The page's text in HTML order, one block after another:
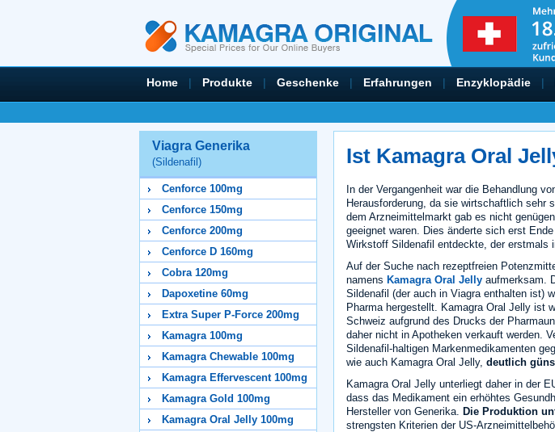
Home | Produkte | Geschenke | Erfahrungen | Enzyklopädie |
Viagra Generika
(Sildenafil)
Cenforce 100mg
Cenforce 150mg
Cenforce 200mg
Cenforce D 160mg
Cobra 120mg
Dapoxetine 60mg
Extra Super P-Force 200mg
Kamagra 100mg
Kamagra Chewable 100mg
Kamagra Effervescent 100mg
Kamagra Gold 100mg
Kamagra Oral Jelly 100mg
Ist Kamagra Oral
In der Vergangenheit war die Behandlung
Herausforderung, da sie wirtschaftlich sehr
dem Arzneimittelmarkt gab es nicht
geeignet waren. Dies änderte sich erst
Wirkstoff Sildenafil entdeckte, der erstmals
Auf der Suche nach rezeptfreien
namens Kamagra Oral Jelly aufmerksam.
Sildenafil (der auch in Viagra enthalten ist)
Pharma hergestellt. Kamagra Oral Jelly ist
Schweiz aufgrund des Drucks der
daher nicht in Apotheken verkauft werden.
Sildenafil-haltigen Markenmedikamenten
wie auch Kamagra Oral Jelly, deutlich
Kamagra Oral Jelly unterliegt daher in der
dass das Medikament ein erhöhtes
Hersteller von Generika. Die Produktion
strengsten Kriterien der US-